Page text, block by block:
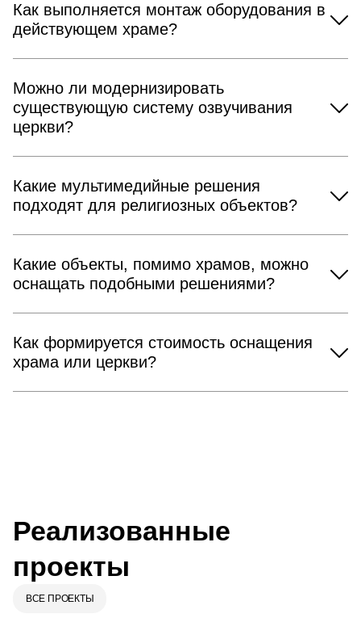
Как выполняется монтаж оборудования в
действующем храме?
Можно ли модернизировать
существующую систему озвучивания
церкви?
Какие мультимедийные решения
подходят для религиозных объектов?
Какие объекты, помимо храмов, можно
оснащать подобными решениями?
Как формируется стоимость оснащения
храма или церкви?
Реализованные
проекты
ВСЕ ПРОЕКТЫ